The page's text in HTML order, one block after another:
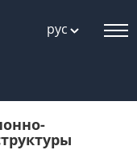
рус